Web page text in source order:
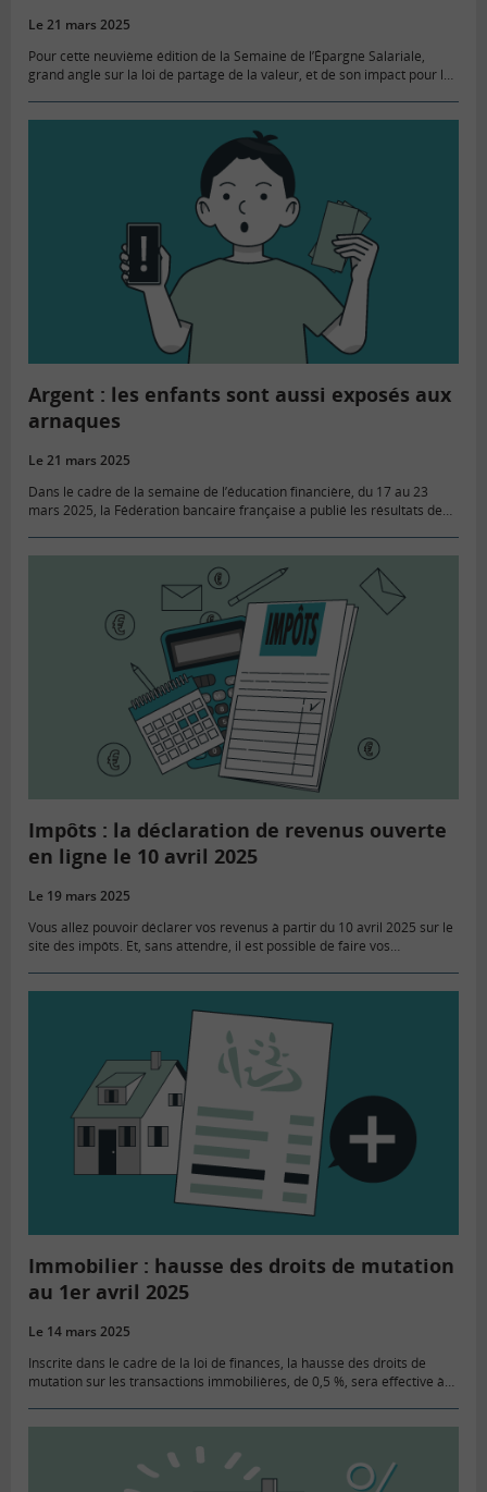
Le 21 mars 2025
Pour cette neuvième édition de la Semaine de l’Épargne Salariale,
grand angle sur la loi de partage de la valeur, et de son impact pour les
Argent : les enfants sont aussi exposés aux
arnaques
Le 21 mars 2025
Dans le cadre de la semaine de l’éducation financière, du 17 au 23
mars 2025, la Fédération bancaire française a publié les résultats de
Impôts : la déclaration de revenus ouverte
en ligne le 10 avril 2025
Le 19 mars 2025
Vous allez pouvoir déclarer vos revenus à partir du 10 avril 2025 sur le
site des impôts. Et, sans attendre, il est possible de faire vos
Immobilier : hausse des droits de mutation
au 1er avril 2025
Le 14 mars 2025
Inscrite dans le cadre de la loi de finances, la hausse des droits de
mutation sur les transactions immobilières, de 0,5 %, sera effective à